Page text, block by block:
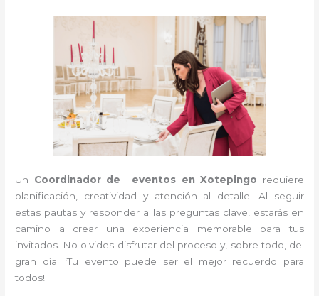
Un Coordinador de eventos en Xotepingo requiere
planificación, creatividad y atención al detalle. Al seguir
estas pautas y responder a las preguntas clave, estarás en
camino a crear una experiencia memorable para tus
invitados. No olvides disfrutar del proceso y, sobre todo, del
gran día. ¡Tu evento puede ser el mejor recuerdo para
todos!